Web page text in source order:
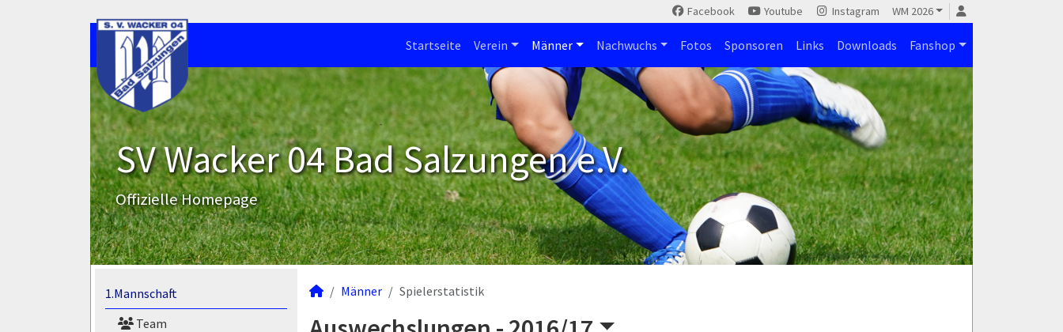
Facebook Youtube Instagram WM 2026
Startseite Verein Männer Nachwuchs Fotos Sponsoren Links Downloads Fanshop
SV Wacker 04 Bad Salzungen e.V.
Offizielle Homepage
1.Mannschaft
Team
Männer Spielerstatistik